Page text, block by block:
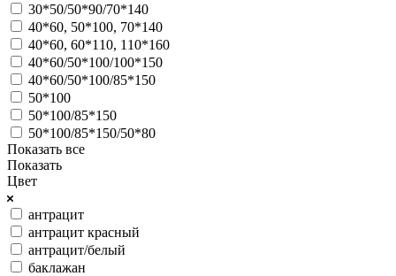
30*50/50*90/70*140
40*60, 50*100, 70*140
40*60, 60*110, 110*160
40*60/50*100/100*150
40*60/50*100/85*150
50*100
50*100/85*150
50*100/85*150/50*80
Показать все
Показать
Цвет
антрацит
антрацит красный
антрацит/белый
баклажан